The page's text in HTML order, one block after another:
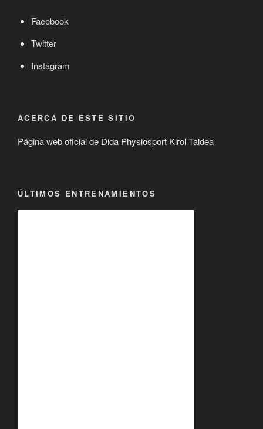
Facebook
Twitter
Instagram
ACERCA DE ESTE SITIO
Página web oficial de Dida Physiosport Kirol Taldea
ÚLTIMOS ENTRENAMIENTOS